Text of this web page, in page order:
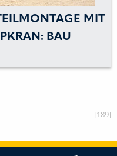
MIT
BAU
[189]